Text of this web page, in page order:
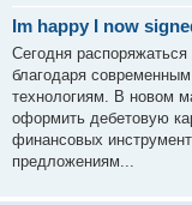
Im happy I now
Сегодня
благодаря
технологиям. В новом
оформить дебетовую
финансовых
предложениям...